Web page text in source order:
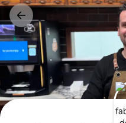
Aller
directement
au
contenu